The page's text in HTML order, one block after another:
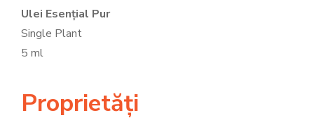
Ulei Esențial Pur
Single Plant
5 ml
Proprietăți